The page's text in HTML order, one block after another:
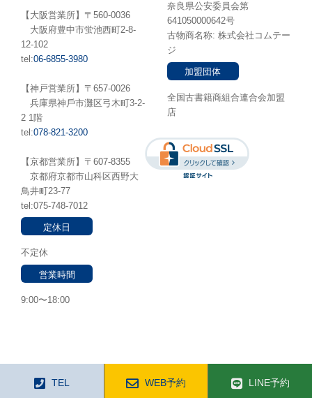
【大阪営業所】〒560-0036
⼤阪府豊中市蛍池⻄町2-8-
12-102
tel:06-6855-3980
【神戸営業所】〒657-0026
兵庫県神⼾市灘区弓木町3-2-
2 1階
tel:078-821-3200
【京都営業所】〒607-8355
京都府京都市山科区西野大
鳥井町23-77
tel:075-748-7012
定休日
不定休
営業時間
9:00〜18:00
奈良県公安委員会第
641050000642号
古物商名称: 株式会社コムテー
ジ
加盟団体
全国古書籍商組合連合会加盟
店
© 2022-2026 古書店 ダイワブックサービス All rights reserved.
TEL WEB予約 LINE予約